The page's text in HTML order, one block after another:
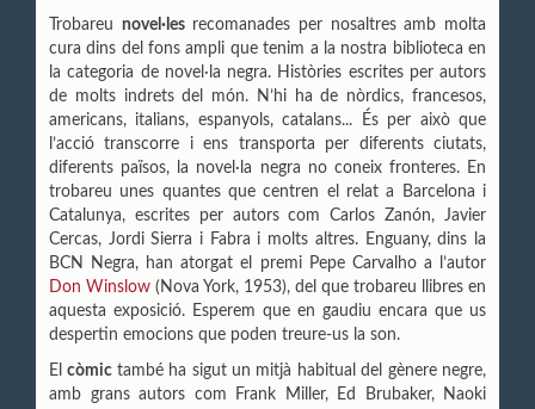
Trobareu novel·lesrecomanades per nosaltres amb molta
cura dins del fons ampli que tenim a la nostra biblioteca en
la categoria de novel·la negra. Històries escrites per autors
de molts indrets del món. N’hi ha de nòrdics, francesos,
americans, italians, espanyols, catalans... És per això que
l’acció transcorre i ens transporta per diferents ciutats,
diferents països, la novel·la negra no coneix fronteres. En
trobareu unes quantes que centren el relat a Barcelona i
Catalunya, escrites per autors com Carlos Zanón, Javier
Cercas, Jordi Sierra i Fabra i molts altres. Enguany, dins la
BCN Negra, han atorgat el premi Pepe Carvalho a l’autor
Don Winslow (Nova York, 1953), del que trobareu llibres en
aquesta exposició. Esperem que en gaudiu encara que us
despertin emocions que poden treure-us la son.
Elcòmic també ha sigut un mitjà habitual del gènere negre,
amb grans autors com Frank Miller, Ed Brubaker, Naoki